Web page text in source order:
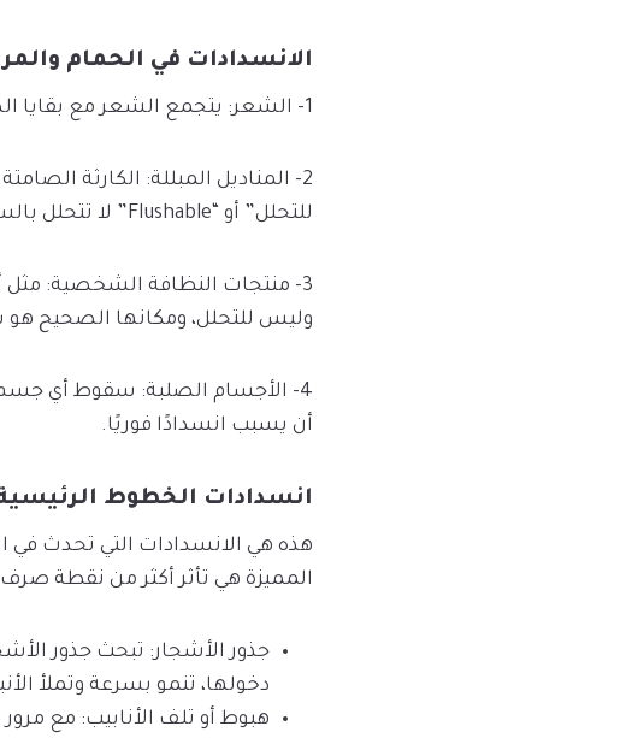
الانسدادات في الحمام
1- الشعر: يتجمع الشعر مع بقايا الصابون والشامبو ليشكل شبكة لزجة يصعب مرور المياه من خلالها.
2- المناديل المبللة: الكارثة
للتحلل” أو “Flushable” لا تتحلل بالسرعة الكافية، وتتجمع لتسبب انسدادات ضخمة في الخطوط الرئيسية.
3- منتجات النظافة الشخصية:
وليس للتحلل، ومكانها الصحيح
4- الأجسام الصلبة: سقوط أي
أن يسبب انسدادًا فوريًا.
انسدادات الخطوط
هذه هي الانسدادات التي تحدث في
المميزة هي تأثر أكثر من نقطة
جذور الأشجار: تبحث جذور
دخولها، تنمو بسرعة وتملأ
هبوط أو تلف الأنابيب: مع